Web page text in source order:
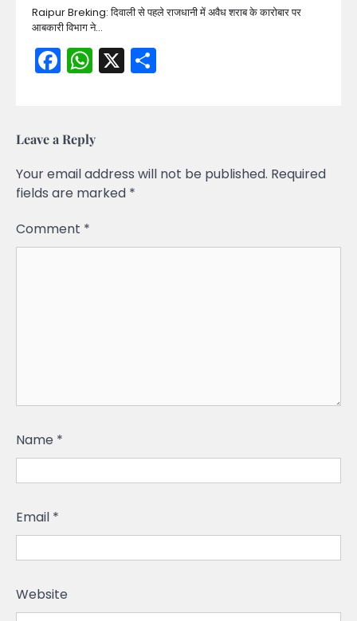
Raipur Breking: दिवाली से पहले राजधानी में अवैध शराब के कारोबार पर
आबकारी विभाग ने…
Facebook
WhatsApp
X
Leave a Reply
Your email address will not be published. Required
fields are marked *
Comment *
Name *
Email *
Website